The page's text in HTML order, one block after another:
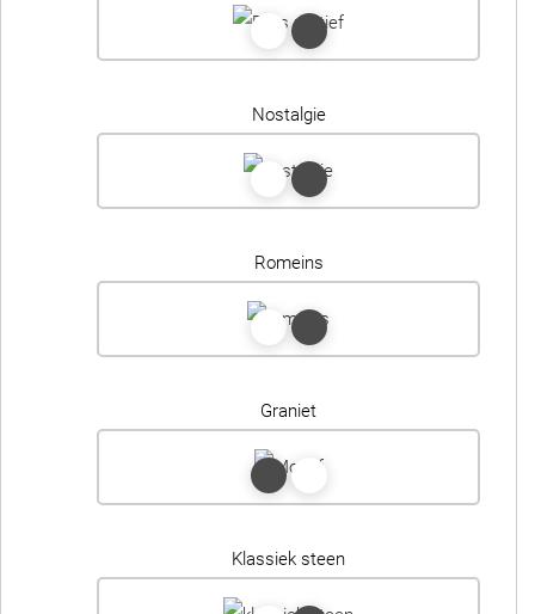
Nostalgie
Romeins
Graniet
Klassiek steen